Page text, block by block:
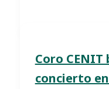
Coro
concierto